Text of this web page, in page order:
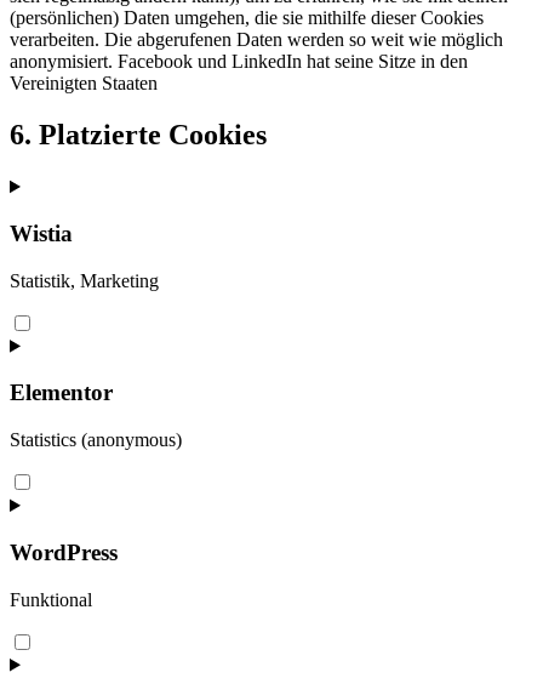
(persönlichen) Daten umgehen, die sie mithilfe dieser Cookies
verarbeiten. Die abgerufenen Daten werden so weit wie möglich
anonymisiert. Facebook und LinkedIn hat seine Sitze in den
Vereinigten Staaten
6. Platzierte Cookies
Wistia
Statistik, Marketing
Consent
to
wistia
Elementor
Statistics (anonymous)
Consent
to
elementor
WordPress
Funktional
Consent
to